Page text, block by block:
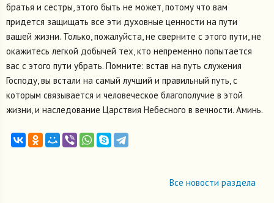
братья и сестры, этого быть не может, потому что вам
придется защищать все эти духовные ценности на пути
вашей жизни. Только, пожалуйста, не сверните с этого пути, не
окажитесь легкой добычей тех, кто непременно попытается
вас с этого пути убрать. Помните: встав на путь служения
Господу, вы встали на самый лучший и правильный путь, с
которым связывается и человеческое благополучие в этой
жизни, и наследование Царствия Небесного в вечности. Аминь.
Все новости раздела